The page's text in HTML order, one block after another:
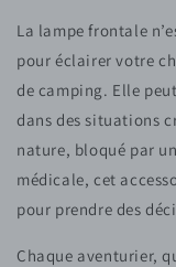
La lampe frontale
pour éclairer votre
de camping. Elle
dans des situations
nature, bloqué par
médicale, cet
pour prendre des
Chaque aventurier,